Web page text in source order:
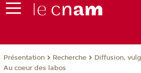
Présentation Recherche
Diffusion,
Au coeur des labos